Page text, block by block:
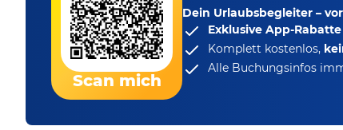
Scan mich
Dein Urlaubsbegleiter –
Exklusive App-Rabatte
Komplett kostenlos,
Alle Buchungsinfos